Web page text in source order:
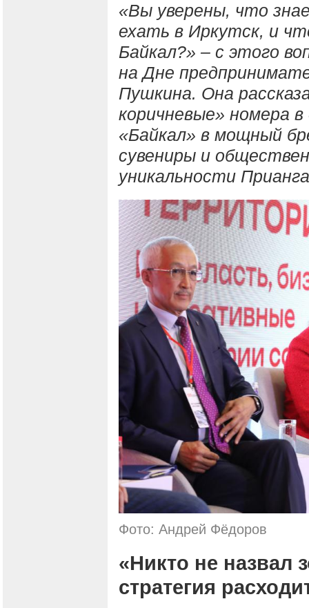
«Вы уверены, что
ехать в Иркутск, и
Байкал?» – с этого
на Дне
Пушкина. Она
коричневые» номера
«Байкал» в мощный
сувениры и
уникальности
Фото: Андрей Фёдоров
«Никто не назвал
стратегия